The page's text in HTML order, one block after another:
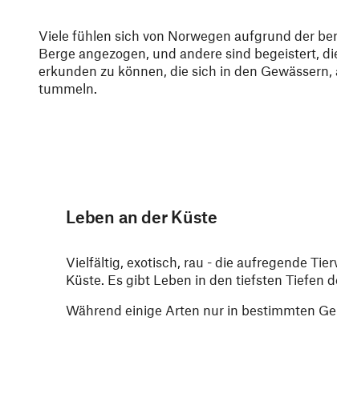
Viele fühlen sich von Norwegen aufgrund der
Berge angezogen, und andere sind begeistert,
erkunden zu können, die sich in den
tummeln.
Leben an der Küste
Vielfältig, exotisch, rau - die aufregende
Küste. Es gibt Leben in den tiefsten Tiefen
Während einige Arten nur in bestimmten